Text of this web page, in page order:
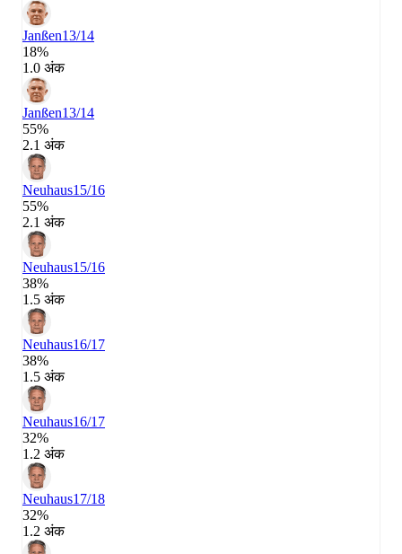
Janßen13/14
18%
1.0 अंक
Janßen13/14
55%
2.1 अंक
Neuhaus15/16
55%
2.1 अंक
Neuhaus15/16
38%
1.5 अंक
Neuhaus16/17
38%
1.5 अंक
Neuhaus16/17
32%
1.2 अंक
Neuhaus17/18
32%
1.2 अंक